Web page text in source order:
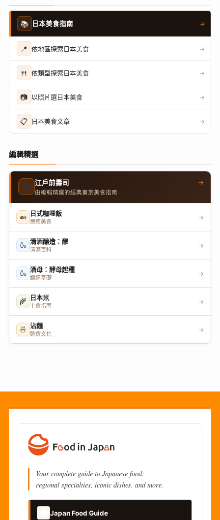
📚 日本美食指南 →
📍 依地區探索日本美食 →
🍴 依類型探索日本美食 →
📷 以照片選日本美食 →
📋 日本美食文章 →
編輯精選
🍣 江戶前壽司
由編輯精選的經典東京美食指南
→
🍛 日式咖哩飯
療癒美食
→
🍶 清酒釀造：醪
清酒百科
→
🍶 酒母：酵母起種
釀造基礎
→
🌾 日本米
主食指南
→
🍜 沾麵
麵食文化
→
Your complete guide to Japanese food:
regional specialties, iconic dishes, and more.
Japan Food Guide